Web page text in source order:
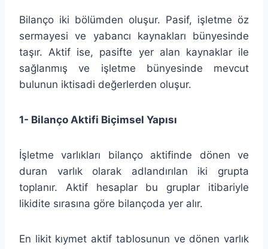
Bilanço iki bölümden oluşur. Pasif, işletme öz
sermayesi ve yabancı kaynakları bünyesinde
taşır. Aktif ise, pasifte yer alan kaynaklar ile
sağlanmış ve işletme bünyesinde mevcut
bulunun iktisadi değerlerden oluşur.
1- Bilanço Aktifi Biçimsel Yapısı
İşletme varlıkları bilanço aktifinde dönen ve
duran varlık olarak adlandırılan iki grupta
toplanır. Aktif hesaplar bu gruplar itibariyle
likidite sırasına göre bilançoda yer alır.
En likit kıymet aktif tablosunun ve dönen varlık